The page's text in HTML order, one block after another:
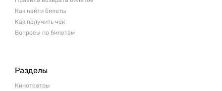
Как найти билеты
Как получить чек
Вопросы по билетам
Разделы
Кинотеатры